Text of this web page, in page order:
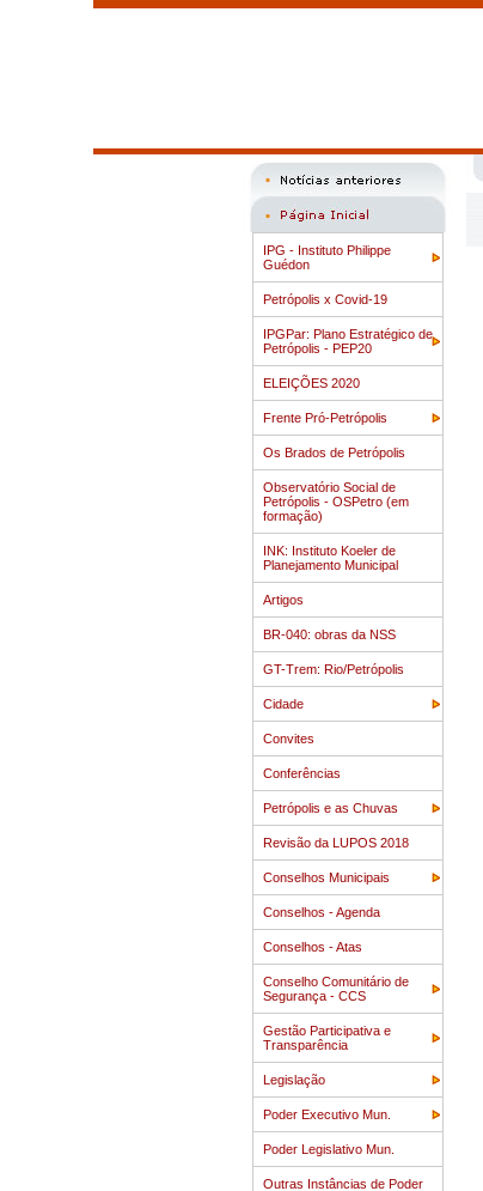
IPG - Instituto Philippe
Guédon
Petrópolis x Covid-19
IPGPar: Plano Estratégico de
Petrópolis - PEP20
ELEIÇÕES 2020
Frente Pró-Petrópolis
Os Brados de Petrópolis
Observatório Social de
Petrópolis - OSPetro (em
formação)
INK: Instituto Koeler de
Planejamento Municipal
Artigos
BR-040: obras da NSS
GT-Trem: Rio/Petrópolis
Cidade
Convites
Conferências
Petrópolis e as Chuvas
Revisão da LUPOS 2018
Conselhos Municipais
Conselhos - Agenda
Conselhos - Atas
Conselho Comunitário de
Segurança - CCS
Gestão Participativa e
Transparência
Legislação
Poder Executivo Mun.
Poder Legislativo Mun.
Outras Instâncias de Poder